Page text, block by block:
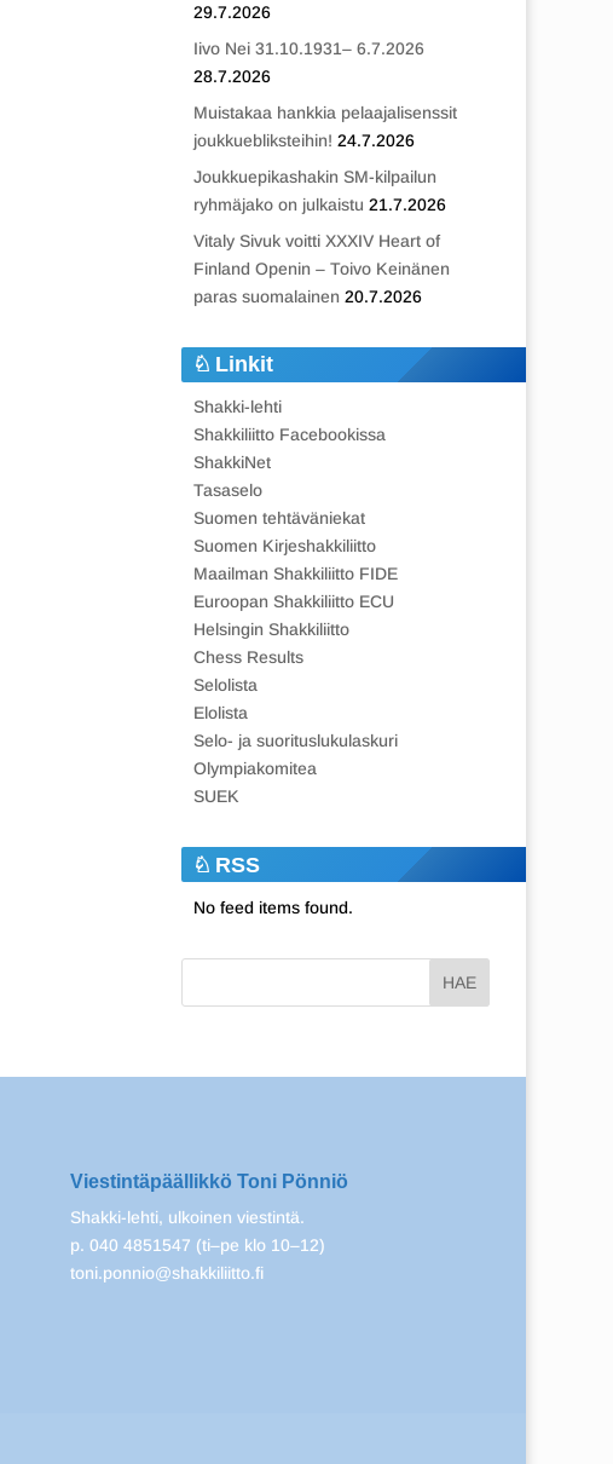
29.7.2026
Iivo Nei 31.10.1931– 6.7.2026
28.7.2026
Muistakaa hankkia pelaajalisenssit
joukkuebliksteihin! 24.7.2026
Joukkuepikashakin SM-kilpailun
ryhmäjako on julkaistu 21.7.2026
Vitaly Sivuk voitti XXXIV Heart of
Finland Openin – Toivo Keinänen
paras suomalainen 20.7.2026
Linkit
Shakki-lehti
Shakkiliitto Facebookissa
ShakkiNet
Tasaselo
Suomen tehtäväniekat
Suomen Kirjeshakkiliitto
Maailman Shakkiliitto FIDE
Euroopan Shakkiliitto ECU
Helsingin Shakkiliitto
Chess Results
Selolista
Elolista
Selo- ja suorituslukulaskuri
Olympiakomitea
SUEK
RSS
No feed items found.
Viestintäpäällikkö Toni Pönniö
Shakki-lehti, ulkoinen viestintä.
p. 040 4851547 (ti–pe klo 10–12)
toni.ponnio@shakkiliitto.fi